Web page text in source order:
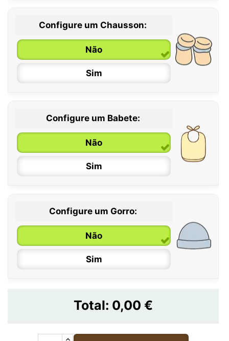
0 / 6 meses
6 / 12 meses
12 / 18 meses
Configure um Chausson:
Não
Sim
Configure um Babete:
Não
Sim
Configure um Gorro:
Não
Sim
Total: 0,00 €